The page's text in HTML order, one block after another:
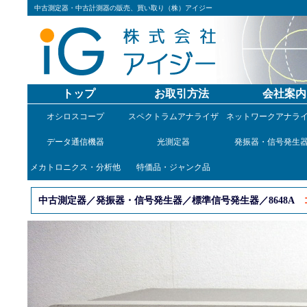
中古測定器・中古計測器の販売、買い取り（株）アイジー
トップ お取引方法 会社案内
オシロスコープ スペクトラムアナライザ ネットワークアナラ
データ通信機器 光測定器 発振器・信号発生
メカトロニクス・分析他 特価品・ジャンク品
中古測定器／発振器・信号発生器／標準信号発生器／8648A